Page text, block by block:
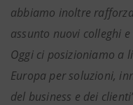
abbiamo inoltre
assunto nuovi colleghi
Oggi ci posizioniamo a
Europa per soluzioni,
del business e dei